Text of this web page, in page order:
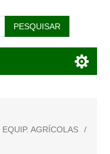
AGRÍCOLAS
/